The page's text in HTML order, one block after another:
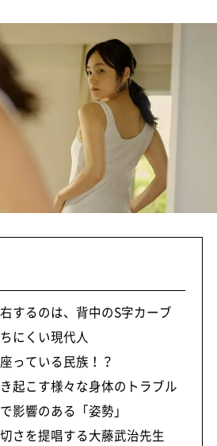
するのは、背中のS字カーブ
にくい現代人
っている民族！？
起こす様々な身体のトラブル
影響のある「姿勢」
さを提唱する大藤武治先生